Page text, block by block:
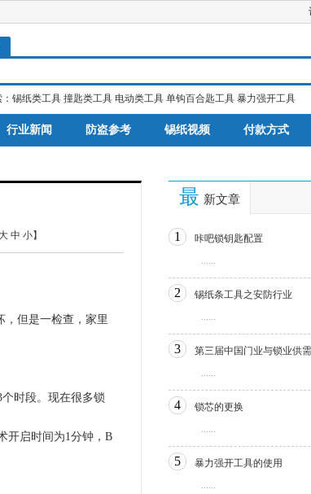
锡纸类工具 撞匙类工具 电动类工具 单钩百合匙工具 暴力强开工具
行业新闻 防盗参考 锡纸视频 付款方式
大 中 小】
，但是一检查，家里
时段。现在很多锁
开启时间为1分钟，B
最 新文章
1
咔吧锁钥匙配置
......
2
锡纸条工具之安防行业
......
3
第三届中国门业与锁业供
......
4
锁芯的更换
......
5
暴力强开工具的使用
......